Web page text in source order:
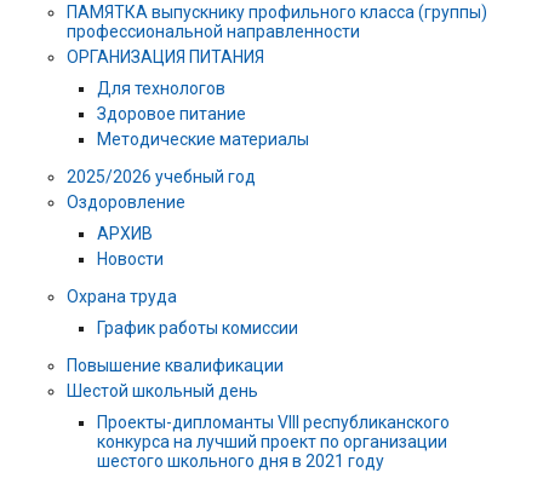
ПАМЯТКА выпускнику профильного класса (группы)
профессиональной направленности
ОРГАНИЗАЦИЯ ПИТАНИЯ
Для технологов
Здоровое питание
Методические материалы
2025/2026 учебный год
Оздоровление
АРХИВ
Новости
Охрана труда
График работы комиссии
Повышение квалификации
Шестой школьный день
Проекты-дипломанты VIII республиканского
конкурса на лучший проект по организации
шестого школьного дня в 2021 году